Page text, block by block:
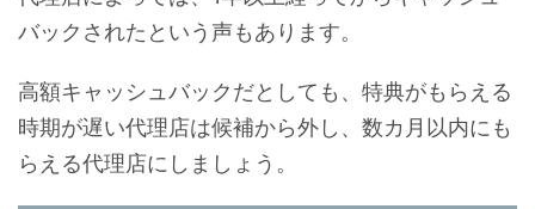
バックされたという声もあります。
高額キャッシュバックだとしても、特典がもらえる
時期が遅い代理店は候補から外し、数カ月以内にも
らえる代理店にしましょう。